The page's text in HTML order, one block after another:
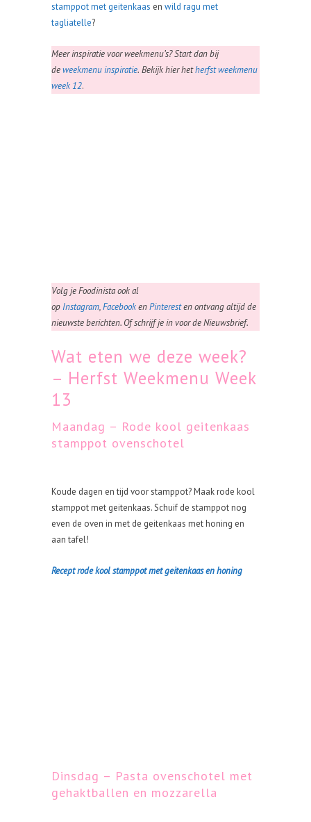
stamppot met geitenkaas en wild ragu met
tagliatelle?
Meerinspiratie voor weekmenu’s? Start dan bij
deweekmenu inspiratie. Bekijk hier hetherfst weekmenu
week 12.
Volg je Foodinista ook al
op Instagram,FacebookenPinteresten ontvang altijd de
nieuwste berichten. Of schrijf je in voor de Nieuwsbrief.
Wat eten we deze week?
– Herfst Weekmenu Week
13
Maandag – Rode kool geitenkaas
stamppot ovenschotel
Koude dagen en tijd voor stamppot? Maak rode kool
stamppot met geitenkaas. Schuif de stamppot nog
even de oven in met de geitenkaas met honing en
aan tafel!
Recept rode kool stamppot met geitenkaas en honing
Dinsdag – Pasta ovenschotel met
gehaktballen en mozzarella